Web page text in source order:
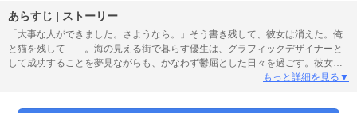
あらすじ | ストーリー
「大事な人ができました。さようなら。」そう書き残して、彼女は消えた。俺
と猫を残して――。海の見える街で暮らす優生は、グラフィックデザイナーと
して成功することを夢見ながらも、かなわず鬱屈とした日々を過ごす。彼女の
茜にも出ていかれ、どん底の優生だったが、猫がきっかけで思いもよらぬ世界
夜」前編も同時収録。
もっと詳細を見る▼